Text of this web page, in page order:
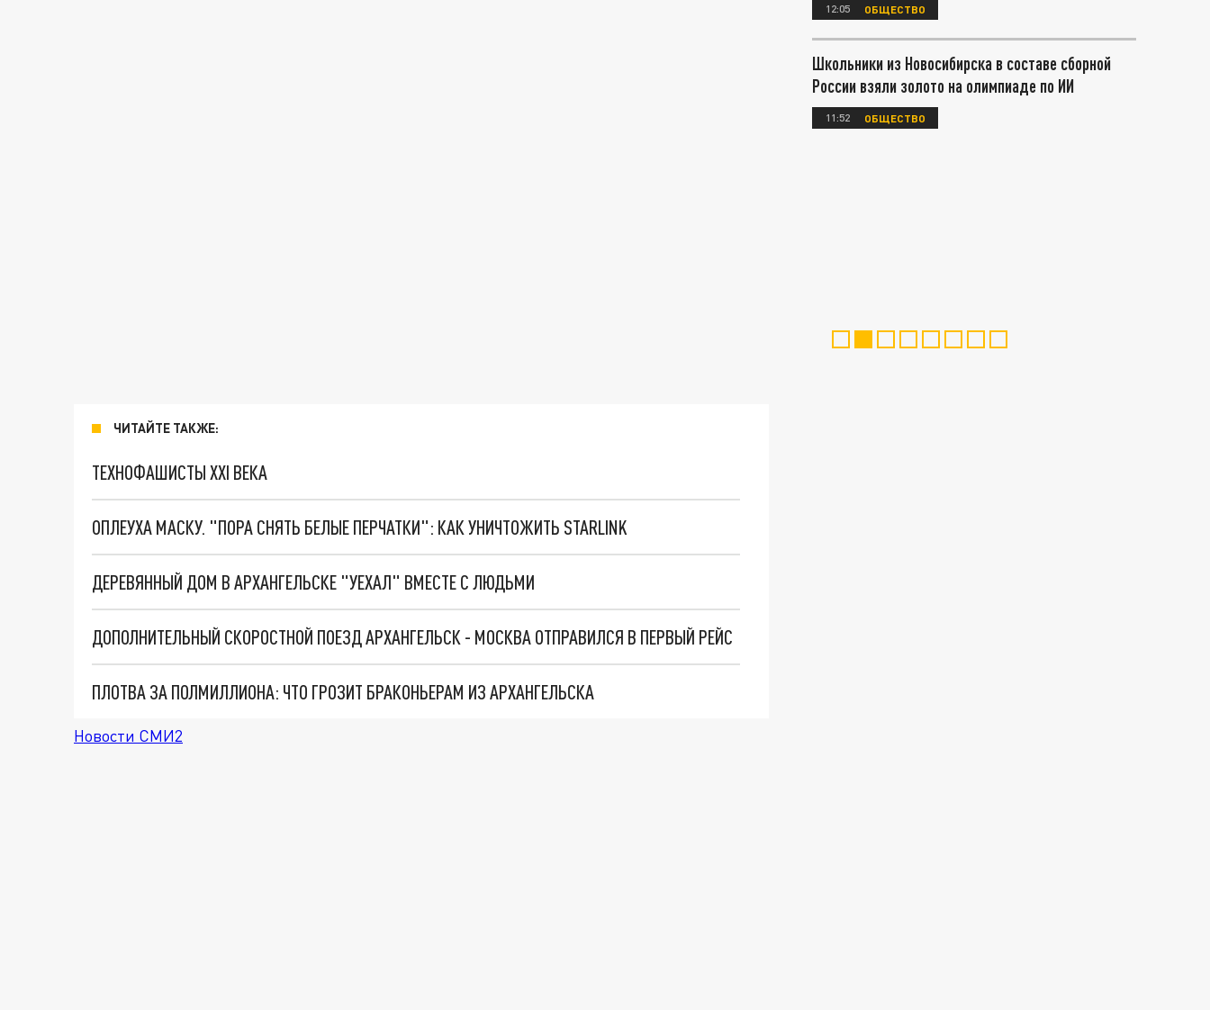
ЧИТАЙТЕ ТАКЖЕ:
ТЕХНОФАШИСТЫ XXI ВЕКА
ОПЛЕУХА МАСКУ. "ПОРА СНЯТЬ БЕЛЫЕ ПЕРЧАТКИ": КАК УНИЧТОЖИТЬ STARLINK
ДЕРЕВЯННЫЙ ДОМ В АРХАНГЕЛЬСКЕ "УЕХАЛ" ВМЕСТЕ С ЛЮДЬМИ
ДОПОЛНИТЕЛЬНЫЙ СКОРОСТНОЙ ПОЕЗД АРХАНГЕЛЬСК - МОСКВА ОТПРАВИЛСЯ В ПЕРВЫЙ РЕЙС
ПЛОТВА ЗА ПОЛМИЛЛИОНА: ЧТО ГРОЗИТ БРАКОНЬЕРАМ ИЗ АРХАНГЕЛЬСКА
Новости СМИ2
12:05 ОБЩЕСТВО
Школьники из Новосибирска в составе сборной
России взяли золото на олимпиаде по ИИ
11:52 ОБЩЕСТВО